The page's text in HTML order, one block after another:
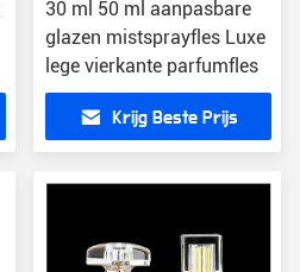
30 ml 50 ml aanpasbare
glazen mistsprayfles Luxe
lege vierkante parfumfles
Krijg Beste Prijs